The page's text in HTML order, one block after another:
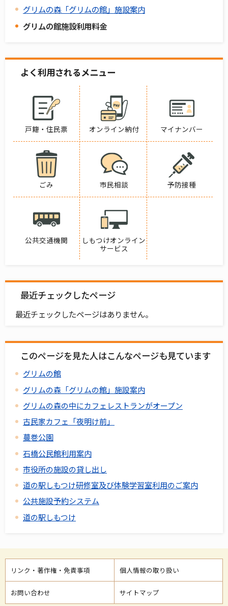
グリムの森「グリムの館」施設案内
グリムの館施設利用料金
よく利用されるメニュー
戸籍・住民票 オンライン納付 マイナンバー
ごみ 市民相談 予防接種
公共交通機関
しもつけオンライン
サービス
最近チェックしたページ
最近チェックしたページはありません。
このページを見た人はこんなページも見ています
グリムの館
グリムの森「グリムの館」施設案内
グリムの森の中にカフェレストランがオープン
古民家カフェ「夜明け前」
蔓巻公園
石橋公民館利用案内
市役所の施設の貸し出し
道の駅しもつけ研修室及び体験学習室利用のご案内
公共施設予約システム
道の駅しもつけ
リンク・著作権・免責事項 個人情報の取り扱い
お問い合わせ サイトマップ